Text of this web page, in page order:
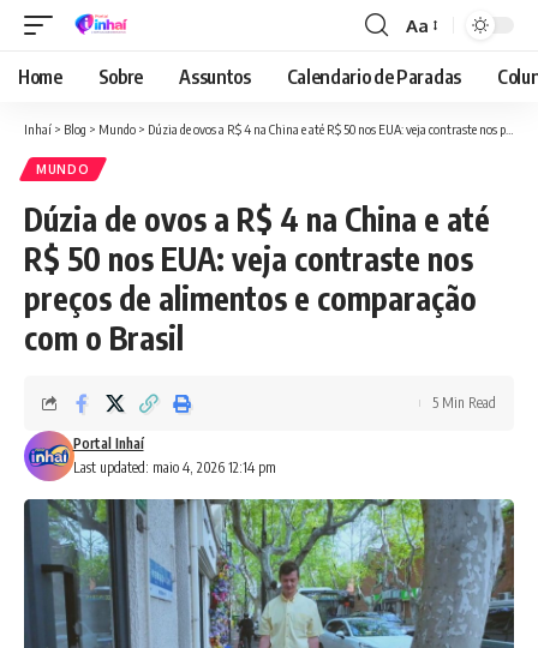
Font
Resizer
Aa
Home Sobre Assuntos Calendario de Paradas
Inhaí > Blog > Mundo > Dúzia de ovos a R$ 4 na China e até R$ 50 nos EUA: veja contraste nos preços de alimentos e comparação com o Brasil
MUNDO
Dúzia de ovos a R$ 4 na China e até
R$ 50 nos EUA: veja contraste nos
preços de alimentos e comparação
com o Brasil
Last updated: maio 4, 2026 12:14 pm
Portal Inhaí
5 Min Read